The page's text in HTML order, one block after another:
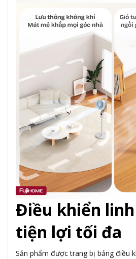
Điều khiển
tiện lợi tối đa
Sản phẩm được trang bị bảng điều